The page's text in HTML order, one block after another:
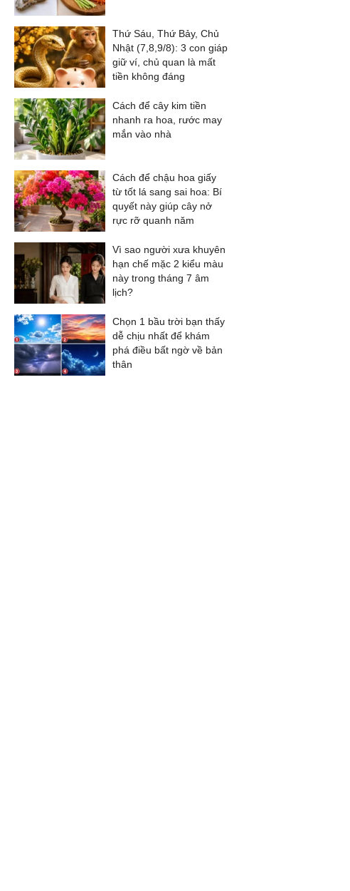
Thứ Sáu, Thứ Bảy, Chủ
Nhật (7,8,9/8): 3 con giáp
giữ ví, chủ quan là mất
tiền không đáng
Cách để cây kim tiền
nhanh ra hoa, rước may
mắn vào nhà
Cách để chậu hoa giấy
từ tốt lá sang sai hoa: Bí
quyết này giúp cây nở
rực rỡ quanh năm
Vì sao người xưa khuyên
hạn chế mặc 2 kiểu màu
này trong tháng 7 âm
lịch?
Chọn 1 bầu trời bạn thấy
dễ chịu nhất để khám
phá điều bất ngờ về bản
thân